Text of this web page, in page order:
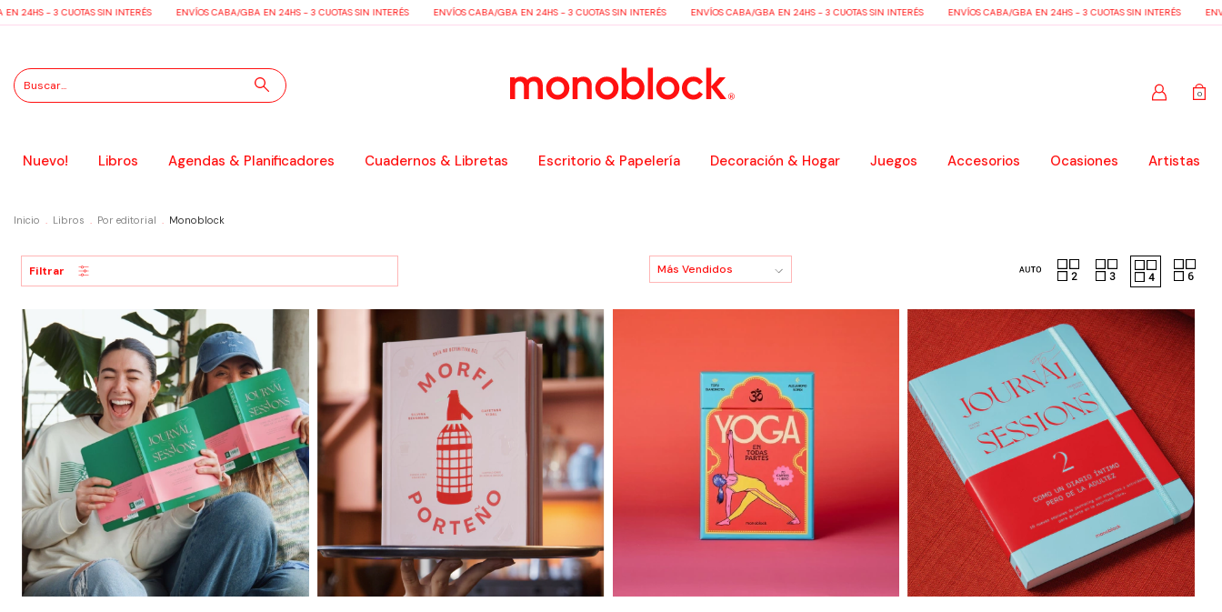
- 3 CUOTAS SIN INTERÉS ENVÍOS CABA/GBA EN 24HS - 3 CUOTAS SIN INTERÉS ENVÍOS CABA/GBA EN 24HS - 3 CUOTAS SIN INTERÉS ENVÍOS CABA/GBA EN 24HS - 3 CUOTAS SIN INTERÉS ENVÍOS CABA/GBA EN 24HS - 3 CUOTAS SIN INTERÉS
0
Nuevo! Libros Agendas & Planificadores Cuadernos & Libretas Escritorio & Papelería Decoración & Hogar Juegos Accesorios Ocasiones Artistas
Inicio . Libros . Por editorial . Monoblock
Filtrar